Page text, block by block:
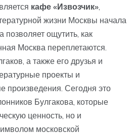
кафе «Извозчик»,
жизни Москвы начала
позволяет ощутить, как
Москва переплетаются.
а также его друзья и
проекты и
произведения. Сегодня это
Булгакова, которые
ценность, но и
московской